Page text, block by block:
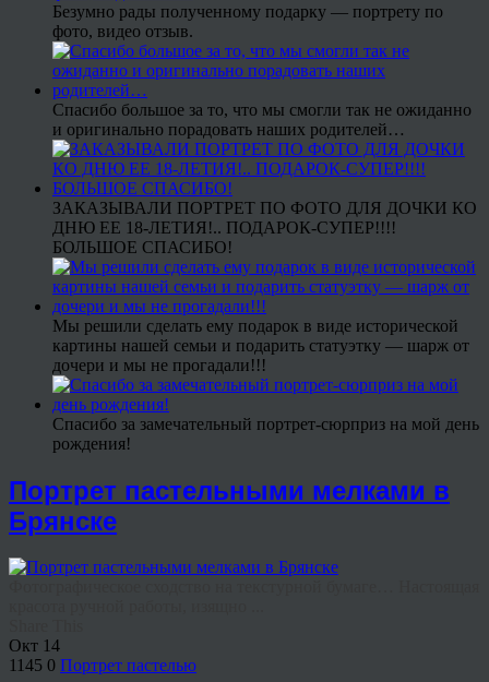
Безумно рады полученному подарку — портрету по
фото, видео отзыв.
Спасибо большое за то, что мы смогли так не ожиданно
и оригинально порадовать наших родителей…
ЗАКАЗЫВАЛИ ПОРТРЕТ ПО ФОТО ДЛЯ ДОЧКИ КО
ДНЮ ЕЕ 18-ЛЕТИЯ!.. ПОДАРОК-СУПЕР!!!!
БОЛЬШОЕ СПАСИБО!
Мы решили сделать ему подарок в виде исторической
картины нашей семьи и подарить статуэтку — шарж от
дочери и мы не прогадали!!!
Спасибо за замечательный портрет-сюрприз на мой день
рождения!
Портрет пастельными мелками в
Брянске
Окт 14
1145 0 Портрет пастелью